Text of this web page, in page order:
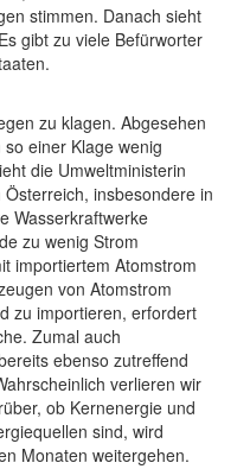
stimmen. Danach sieht
gibt zu viele Befürworter
zu klagen. Abgesehen
einer Klage wenig
die Umweltministerin
insbesondere in
Wasserkraftwerke
zu wenig Strom
importiertem Atomstrom
von Atomstrom
zu importieren, erfordert
Zumal auch
ebenso zutreffend
verlieren wir
ob Kernenergie und
sind, wird
Monaten weitergehen.